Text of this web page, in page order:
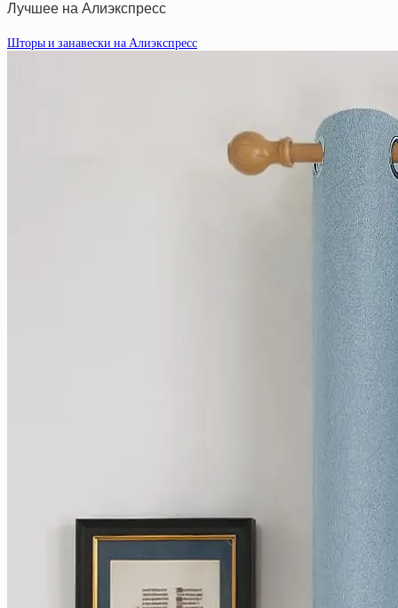
Лучшее на Алиэкспресс
Шторы и занавески на Алиэкспресс